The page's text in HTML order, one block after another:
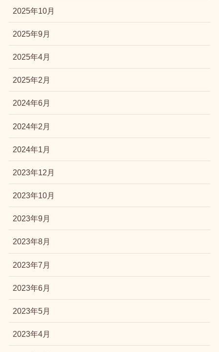
2025年10月
2025年9月
2025年4月
2025年2月
2024年6月
2024年2月
2024年1月
2023年12月
2023年10月
2023年9月
2023年8月
2023年7月
2023年6月
2023年5月
2023年4月